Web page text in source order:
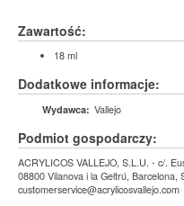
Zawartość:
18 ml
Dodatkowe informacje:
Wydawca: Vallejo
Podmiot gospodarczy:
ACRYLICOS VALLEJO, S.L.U. - c/.
08800 Vilanova i la Geltrú, Barcelona,
customerservice@acrylicosvallejo.com